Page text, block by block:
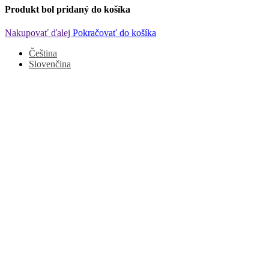
Produkt bol pridaný do košíka
Nakupovať ďalej Pokračovať do košíka
Čeština
Slovenčina